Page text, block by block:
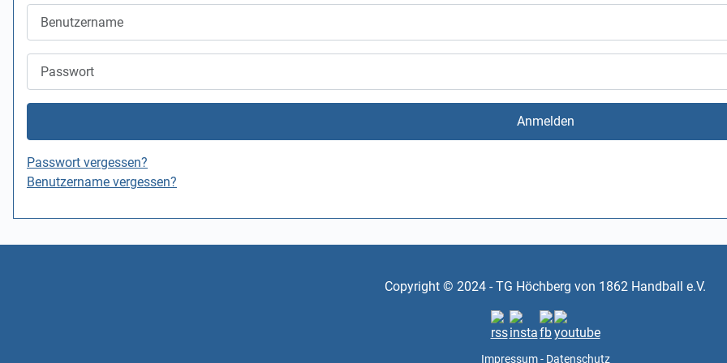
Anmelden
Passwort vergessen?
Benutzername vergessen?
Copyright © 2024 - TG Höchberg von 1862 Handball e.V.
Impressum- Datenschutz